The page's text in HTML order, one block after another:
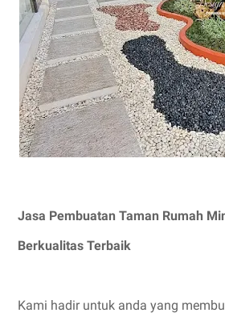
Jasa Pembuatan Taman Rumah
Berkualitas Terbaik
Kami hadir untuk anda yang